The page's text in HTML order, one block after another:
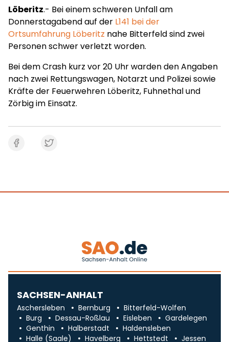
Löberitz.- Bei einem schweren Unfall am
Donnerstagabend auf der L141 bei der
Ortsumfahrung Löberitz nahe Bitterfeld sind zwei
Personen schwer verletzt worden.
Bei dem Crash kurz vor 20 Uhr warden den Angaben
nach zwei Rettungswagen, Notarzt und Polizei sowie
Kräfte der Feuerwehren Löberitz, Fuhnethal und
Zörbig im Einsatz.
SACHSEN-ANHALT
Aschersleben Bernburg
Bitterfeld-Wolfen
Burg
Dessau-Roßlau Eisleben
Gardelegen
Genthin
Halberstadt
Haldensleben
Halle (Saale)
Havelberg Hettstedt Jessen